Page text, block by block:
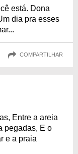
está. Dona
dia pra esses
COMPARTILHAR
Entre a areia
pegadas, E o
e a praia